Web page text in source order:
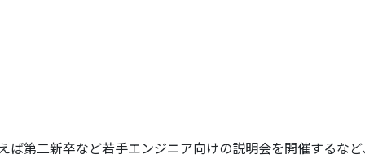
二新卒など若手エンジニア向けの説明会を開催するな